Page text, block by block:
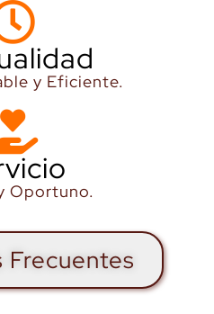
y Eficiente.
Oportuno.
Frecuentes